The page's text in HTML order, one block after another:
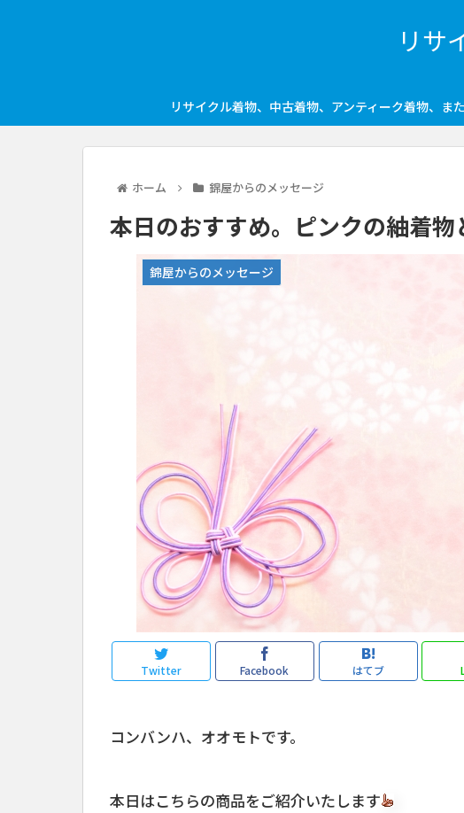
リサ
リサイクル着物、中古着物、アンティーク着物、ま
ホーム 錦屋からのメッセージ
本日のおすすめ。ピンクの紬着
錦屋からのメッセージ
Twitter Facebook はてブ
コンバンハ、オオモトです。
本日はこちらの商品をご紹介いたします